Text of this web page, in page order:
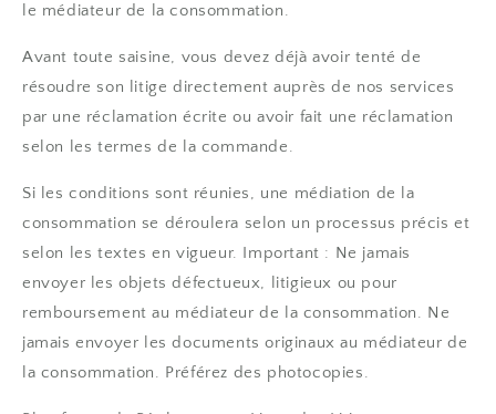
le médiateur de la consommation.
Avant toute saisine, vous devez déjà avoir tenté de
résoudre son litige directement auprès de nos services
par une réclamation écrite ou avoir fait une réclamation
selon les termes de la commande.
Si les conditions sont réunies, une médiation de la
consommation se déroulera selon un processus précis et
selon les textes en vigueur. Important : Ne jamais
envoyer les objets défectueux, litigieux ou pour
remboursement au médiateur de la consommation. Ne
jamais envoyer les documents originaux au médiateur de
la consommation. Préférez des photocopies.